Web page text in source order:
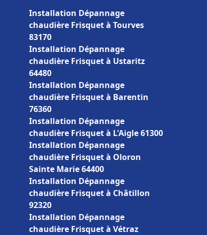
Installation Dépannage
chaudière Frisquet à Tourves
83170
Installation Dépannage
chaudière Frisquet à Ustaritz
64480
Installation Dépannage
chaudière Frisquet à Barentin
76360
Installation Dépannage
chaudière Frisquet à L'Aigle 61300
Installation Dépannage
chaudière Frisquet à Oloron
Sainte Marie 64400
Installation Dépannage
chaudière Frisquet à Châtillon
92320
Installation Dépannage
chaudière Frisquet à Vétraz